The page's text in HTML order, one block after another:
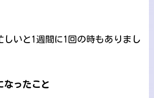
しいと1週間に1回の時もありまし
なったこと